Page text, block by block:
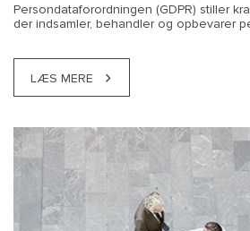
Persondataforordningen (GDPR) stiller
der indsamler, behandler og opbevarer
LÆS MERE